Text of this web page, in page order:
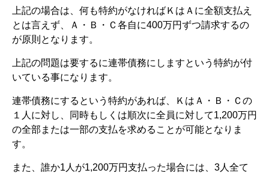
上記の場合は、何も特約がなければＫはＡに全額支払え
とは言えず、Ａ・Ｂ・Ｃ各自に400万円ずつ請求するの
が原則となります。
上記の問題は要するに連帯債務にしますという特約が付
いている事になります。
連帯債務にするという特約があれば、ＫはＡ・Ｂ・Ｃの
１人に対し、同時もしくは順次に全員に対して1,200万円
の全部または一部の支払を求めることが可能となりま
す。
また、誰か1人が1,200万円支払った場合には、3人全て